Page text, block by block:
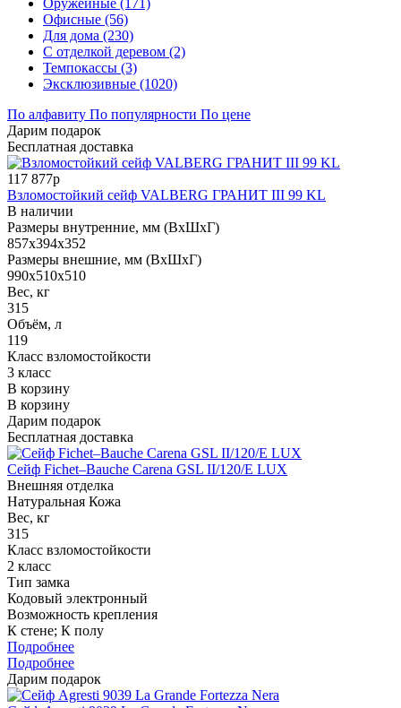
Офисные (56)
Для дома (230)
С отделкой деревом (2)
Темпокассы (3)
Эксклюзивные (1020)
По алфавиту По популярности По цене
Дарим подарок
Бесплатная доставка
117 877р
Взломостойкий сейф VALBERG ГРАНИТ III 99 KL
В наличии
Размеры внутренние, мм (ВхШхГ)
857x394x352
Размеры внешние, мм (ВхШхГ)
990x510x510
Вес, кг
315
Объём, л
119
Класс взломостойкости
3 класс
В корзину
В корзину
Дарим подарок
Бесплатная доставка
Сейф Fichet–Bauche Carena GSL II/120/E LUX
Внешняя отделка
Натуральная Кожа
Вес, кг
315
Класс взломостойкости
2 класс
Тип замка
Кодовый электронный
Возможность крепления
К стене; К полу
Подробнее
Подробнее
Дарим подарок